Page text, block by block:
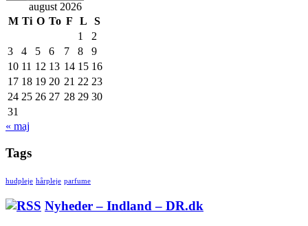
august 2026
M Ti O To F L
S
1
2
3
4 5 6 7 8
9
10 11 12 13 14 15 16
17 18 19 20 21 22 23
24 25 26 27 28 29 30
31
« maj
Tags
hudpleje hårpleje parfume
Nyheder – Indland – DR.dk